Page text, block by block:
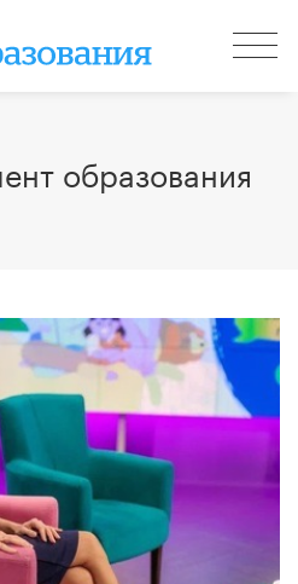
образования